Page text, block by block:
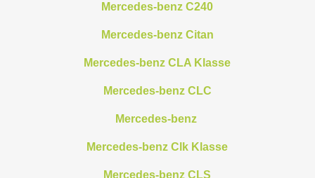
Mercedes-benz C240
Mercedes-benz Citan
Mercedes-benz CLA Klasse
Mercedes-benz CLC
Mercedes-benz
Mercedes-benz Clk Klasse
Mercedes-benz CLS